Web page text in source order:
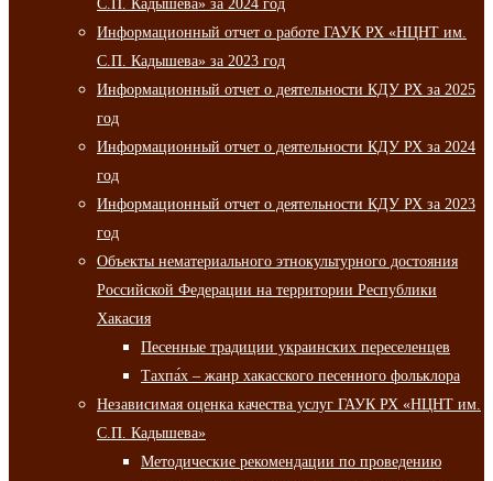
С.П. Кадышева» за 2024 год
Информационный отчет о работе ГАУК РХ «НЦНТ им.
С.П. Кадышева» за 2023 год
Информационный отчет о деятельности КДУ РХ за 2025
год
Информационный отчет о деятельности КДУ РХ за 2024
год
Информационный отчет о деятельности КДУ РХ за 2023
год
Объекты нематериального этнокультурного достояния
Российской Федерации на территории Республики
Хакасия
Песенные традиции украинских переселенцев
Тахпа́х – жанр хакасского песенного фольклора
Независимая оценка качества услуг ГАУК РХ «НЦНТ им.
С.П. Кадышева»
Методические рекомендации по проведению